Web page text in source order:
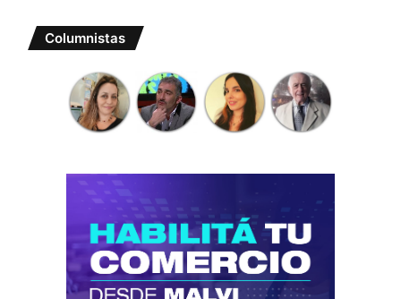
Columnistas